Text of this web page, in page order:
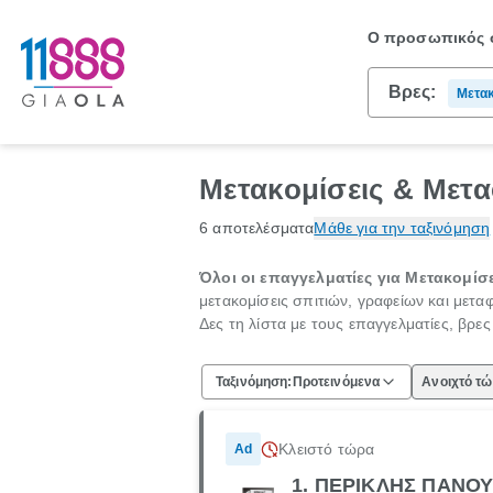
Ο προσωπικός
Βρες:
Μετακομίσεις &
6 αποτελέσματαΜάθε για την ταξινόμηση
Όλοι οι επαγγελματίες για
μετακομίσεις σπιτιών, γραφείων και
Δες τη λίστα με τους επαγγελματίες,
Ταξινόμηση: Προτεινόμενα Ανοιχτό
Ad Κλειστό τώρα
1. ΠΕΡΙΚΛΗΣ